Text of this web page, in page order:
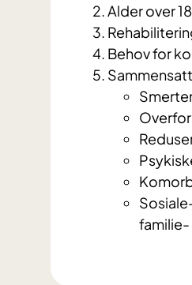
Alder over
Behov for
familie-